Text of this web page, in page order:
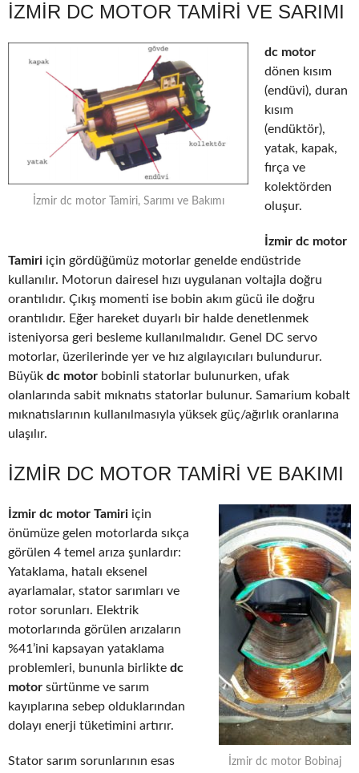
İZMIR DC MOTOR TAMIRI VE SARIMI
İzmir dc motor Tamiri, Sarımı ve Bakımı
dc motor
dönen kısım
(endüvi), duran
kısım
(endüktör),
yatak, kapak,
fırça ve
kolektörden
oluşur.
İzmir dc motor
Tamiri için gördüğümüz motorlar genelde endüstride
kullanılır. Motorun dairesel hızı uygulanan voltajla doğru
orantılıdır. Çıkış momenti ise bobin akım gücü ile doğru
orantılıdır. Eğer hareket duyarlı bir halde denetlenmek
isteniyorsa geri besleme kullanılmalıdır. Genel DC servo
motorlar, üzerilerinde yer ve hız algılayıcıları bulundurur.
Büyük dc motor bobinli statorlar bulunurken, ufak
olanlarında sabit mıknatıs statorlar bulunur. Samarium kobalt
mıknatıslarının kullanılmasıyla yüksek güç/ağırlık oranlarına
ulaşılır.
İZMIR DC MOTOR TAMIRI VE BAKIMI
İzmir dc motor Bobinaj
İzmir dc motor Tamiri için
önümüze gelen motorlarda sıkça
görülen 4 temel arıza şunlardır:
Yataklama, hatalı eksenel
ayarlamalar, stator sarımları ve
rotor sorunları. Elektrik
motorlarında görülen arızaların
%41’ini kapsayan yataklama
problemleri, bununla birlikte dc
motor sürtünme ve sarım
kayıplarına sebep olduklarından
dolayı enerji tüketimini artırır.
Stator sarım sorunlarının esas